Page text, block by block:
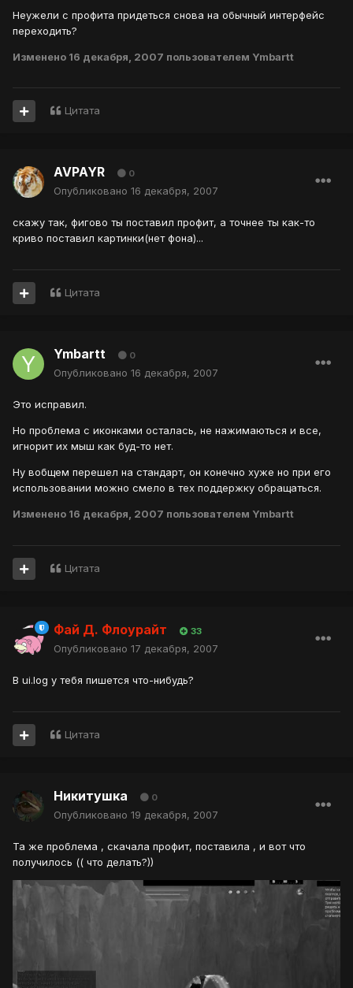
Неужели с профита придеться снова на обычный интерфейс
переходить?
Изменено 16 декабря, 2007 пользователем Ymbartt
Цитата
AVPAYR 0
Опубликовано 16 декабря, 2007
скажу так, фигово ты поставил профит, а точнее ты как-то
криво поставил картинки(нет фона)...
Цитата
Ymbartt 0
Опубликовано 16 декабря, 2007
Это исправил.
Но проблема с иконками осталась, не нажимаються и все,
игнорит их мыш как буд-то нет.
Ну вобщем перешел на стандарт, он конечно хуже но при его
использовании можно смело в тех поддержку обращаться.
Изменено 16 декабря, 2007 пользователем Ymbartt
Цитата
Фай Д. Флоурайт 33
Опубликовано 17 декабря, 2007
В ui.log у тебя пишется что-нибудь?
Цитата
Никитушка 0
Опубликовано 19 декабря, 2007
Та же проблема , скачала профит, поставила , и вот что
получилось (( что делать?))